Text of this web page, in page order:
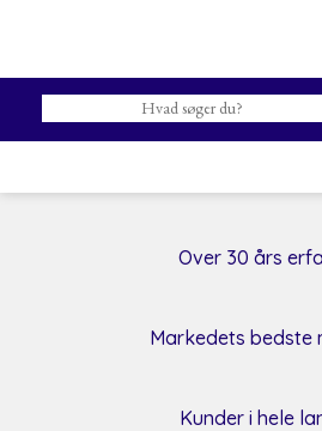
​Over 30 års
Markedets bedste
​Kunder i hele